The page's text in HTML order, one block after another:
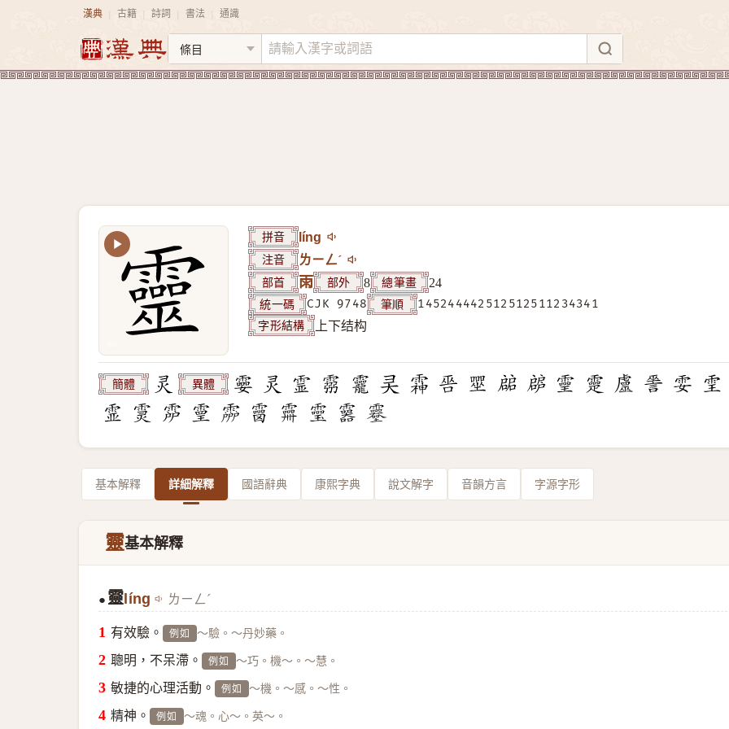
漢典 古籍 詩詞 書法 通識
拼音 líng
注音 ㄌㄧㄥˊ
部首 雨 部外 8 總筆畫 24
統一碼 CJK 9748 筆順 145244442512512511234341
字形結構 上下结构
簡體 異體
基本解釋 詳細解釋 國語辭典 康熙字典 說文解字 音韻方言 字源字形
靈基本解釋
● 靈 líng ㄌㄧㄥˊ
有效驗。 例如 ～驗。～丹妙藥。
聰明，不呆滯。 例如 ～巧。機～。～慧。
敏捷的心理活動。 例如 ～機。～感。～性。
精神。 例如 ～魂。心～。英～。